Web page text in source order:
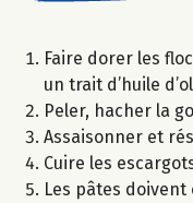
Faire dorer les
un trait d’huile
Peler, hacher la
Assaisonner et
Cuire les
Les pâtes